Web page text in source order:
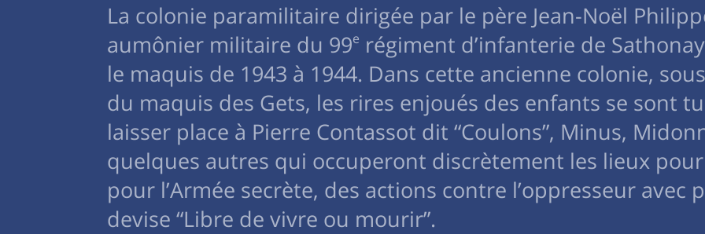
La colonie paramilitaire dirigée par le père Jean-Noël
aumônier militaire du 99e régiment d’infanterie de
le maquis de 1943 à 1944. Dans cette ancienne colonie,
du maquis des Gets, les rires enjoués des enfants se sont
laisser place à Pierre Contassot dit “Coulons”, Minus,
quelques autres qui occuperont discrètement les lieux
pour l’Armée secrète, des actions contre l’oppresseur avec
devise “Libre de vivre ou mourir”.